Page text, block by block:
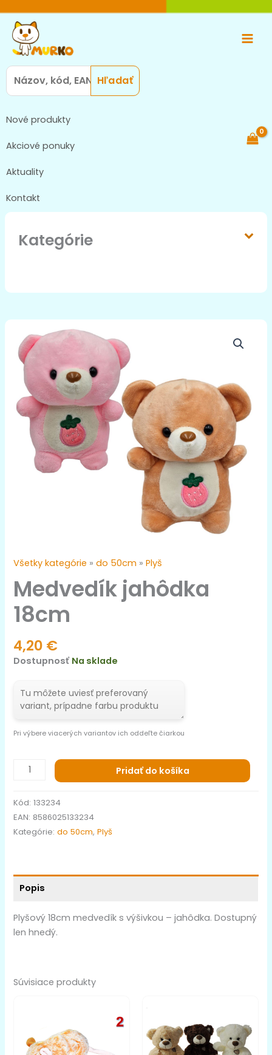
obsah
Main
Search
for:
Nové produkty
Akciové ponuky
Aktuality
Kontakt
Kategórie
Všetky kategórie »do 50cm »Plyš
Medvedík jahôdka
18cm
4,20 €
Dostupnosť Na sklade
Pri výbere viacerých variantov ich oddeľte čiarkou
množstvo
Medvedík
jahôdka
18cm
Pridať do košíka
Kód:133234
EAN: 8586025133234
Kategórie:do 50cm,Plyš
Popis
Plyšový 18cm medvedík s výšivkou – jahôdka. Dostupný
len hnedý.
Súvisiace produkty